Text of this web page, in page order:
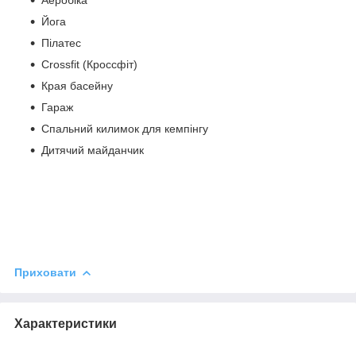
Йога
Пілатес
Crossfit (Кроссфіт)
Края басейну
Гараж
Спальний килимок для кемпінгу
Дитячий майданчик
Приховати
Характеристики